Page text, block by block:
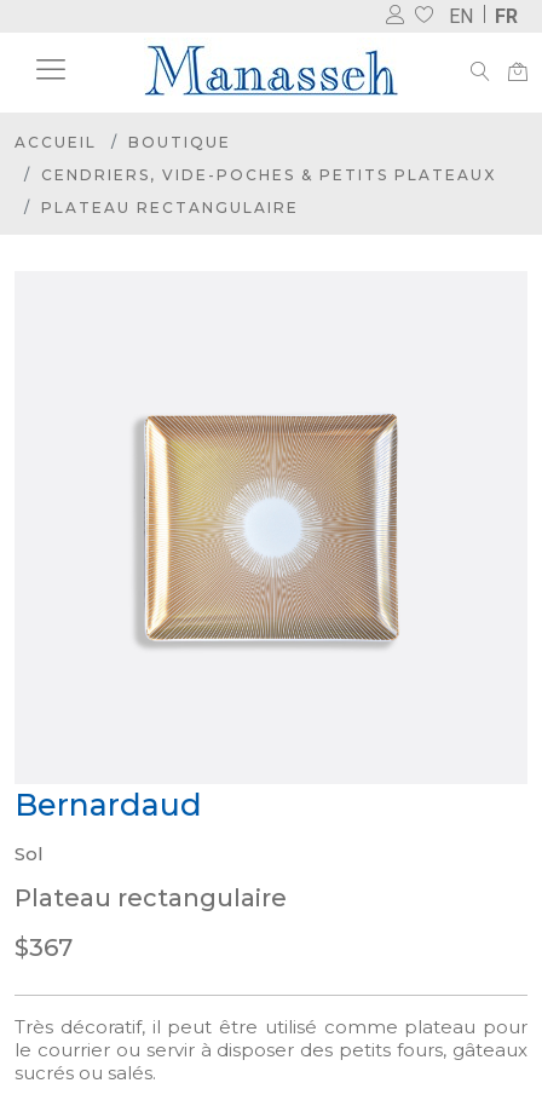
EN FR
ACCUEIL
BOUTIQUE
CENDRIERS, VIDE-POCHES & PETITS PLATEAUX
PLATEAU RECTANGULAIRE
Bernardaud
Sol
Plateau rectangulaire
$367
Très décoratif, il peut être utilisé comme plateau pour
le courrier ou servir à disposer des petits fours, gâteaux
sucrés ou salés.